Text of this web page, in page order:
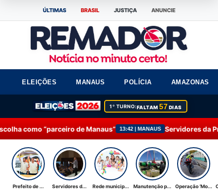
ÚLTIMAS BRASIL JUSTIÇA ANUNCIE
ELEIÇÕES MANAUS POLÍCIA AMAZONAS
1º TURNO:FALTAM57 DIAS
de Manaus” 13:42 | MANAUS Servidores da Prefeitura de
Prefeito de ... Servidores d... Rede municip... Manutenção p... Operação ‘Mo...